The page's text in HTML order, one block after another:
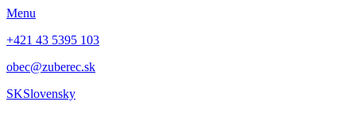
Menu
+421 43 5395 103
obec@zuberec.sk
SKSlovensky